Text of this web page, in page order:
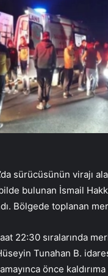
sürücüsünün virajı
bulunan İsmail
Bölgede toplanan
22:30 sıralarında
Tunahan B.
önce